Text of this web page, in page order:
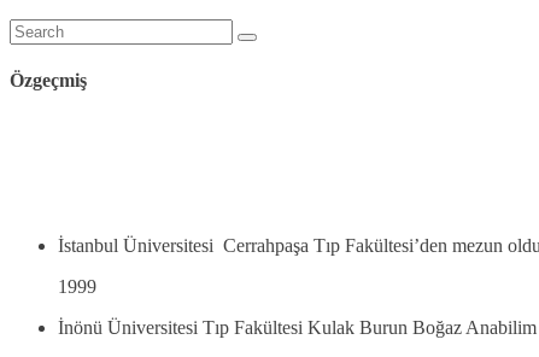
Özgeçmiş
İstanbul Üniversitesi Cerrahpaşa Tıp Fakültesi’den mezun
1999
İnönü Üniversitesi Tıp Fakültesi Kulak Burun Boğaz Anabilim